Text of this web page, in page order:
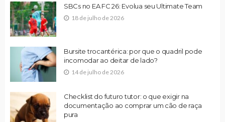
SBCs no EA FC 26: Evolua seu Ultimate Team
18 de julho de 2026
Bursite trocantérica: por que o quadril pode
incomodar ao deitar de lado?
14 de julho de 2026
Checklist do futuro tutor: o que exigir na
documentação ao comprar um cão de raça
pura